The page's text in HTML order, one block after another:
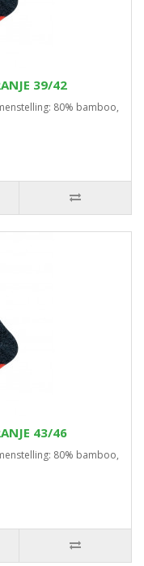
39/42
80% bamboo,
43/46
80% bamboo,